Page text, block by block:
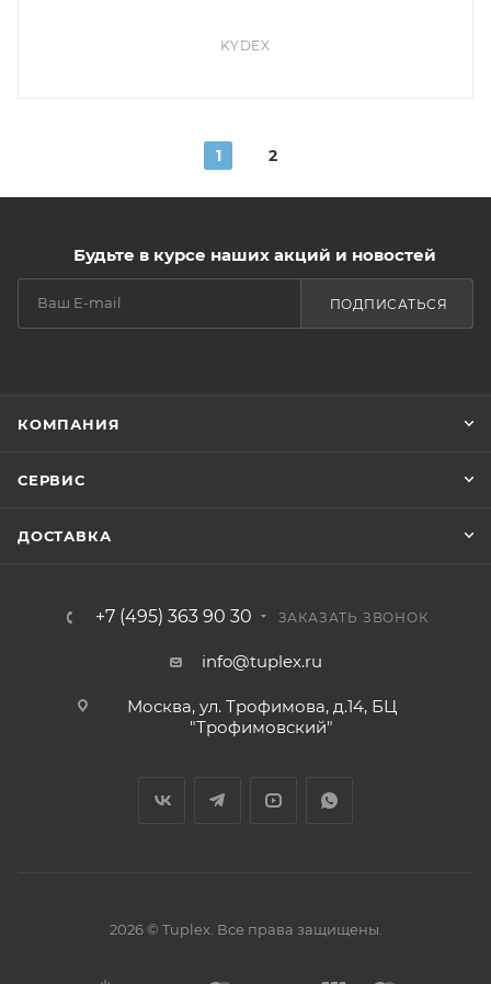
KYDEX
1 2
Будьте в курсе наших акций и новостей
ПОДПИСАТЬСЯ
КОМПАНИЯ
СЕРВИС
ДОСТАВКА
+7 (495) 363 90 30 ЗАКАЗАТЬ ЗВОНОК
info@tuplex.ru
Москва, ул. Трофимова, д.14, БЦ
"Трофимовский"
2026 © Tuplex. Все права защищены.